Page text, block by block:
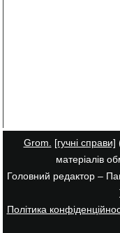
Grom. [гучні справи]
матеріалів
Головний редактор –
Політика